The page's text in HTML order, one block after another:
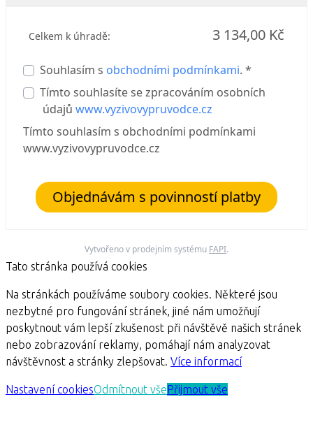
Celkem k úhradě: 3 134,00 Kč
Souhlasím s obchodními podmínkami. *
Tímto souhlasíte se zpracováním osobních
údajů www.vyzivovypruvodce.cz
Tímto souhlasím s obchodními podmínkami
www.vyzivovypruvodce.cz
Objednávám s povinností platby
Vytvořeno v prodejním systému FAPI.
Tato stránka používá cookies
Na stránkách používáme soubory cookies. Některé jsou
nezbytné pro fungování stránek, jiné nám umožňují
poskytnout vám lepší zkušenost při návštěvě našich stránek
nebo zobrazování reklamy, pomáhají nám analyzovat
návštěvnost a stránky zlepšovat. Více informací
Nastavení cookiesOdmítnout všePřijmout vše